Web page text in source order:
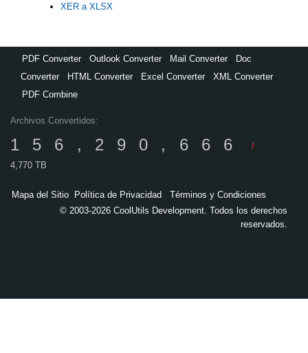
XER a XLSX
PDF Converter Outlook Converter Mail Converter
Doc
Converter
HTML Converter Excel Converter XML Converter
PDF Combine
Archivos Convertidos:
156,290,666
/
4,770 TB
Mapa del Sitio Política de Privacidad
Términos y Condiciones
© 2003-2026 CoolUtils Development. Todos los derechos
reservados.